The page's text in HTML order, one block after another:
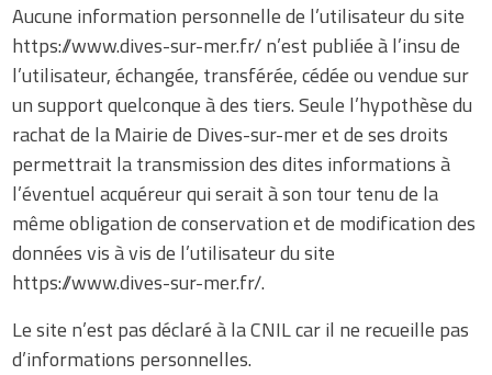
Aucune information personnelle de l’utilisateur du site
https://www.dives-sur-mer.fr/ n’est publiée à l’insu de
l’utilisateur, échangée, transférée, cédée ou vendue sur
un support quelconque à des tiers. Seule l’hypothèse du
rachat de la Mairie de Dives-sur-mer et de ses droits
permettrait la transmission des dites informations à
l’éventuel acquéreur qui serait à son tour tenu de la
même obligation de conservation et de modification des
données vis à vis de l’utilisateur du site
https://www.dives-sur-mer.fr/.
Le site n’est pas déclaré à la CNIL car il ne recueille pas
d’informations personnelles.